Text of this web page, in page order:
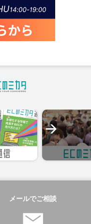
メールでご相談